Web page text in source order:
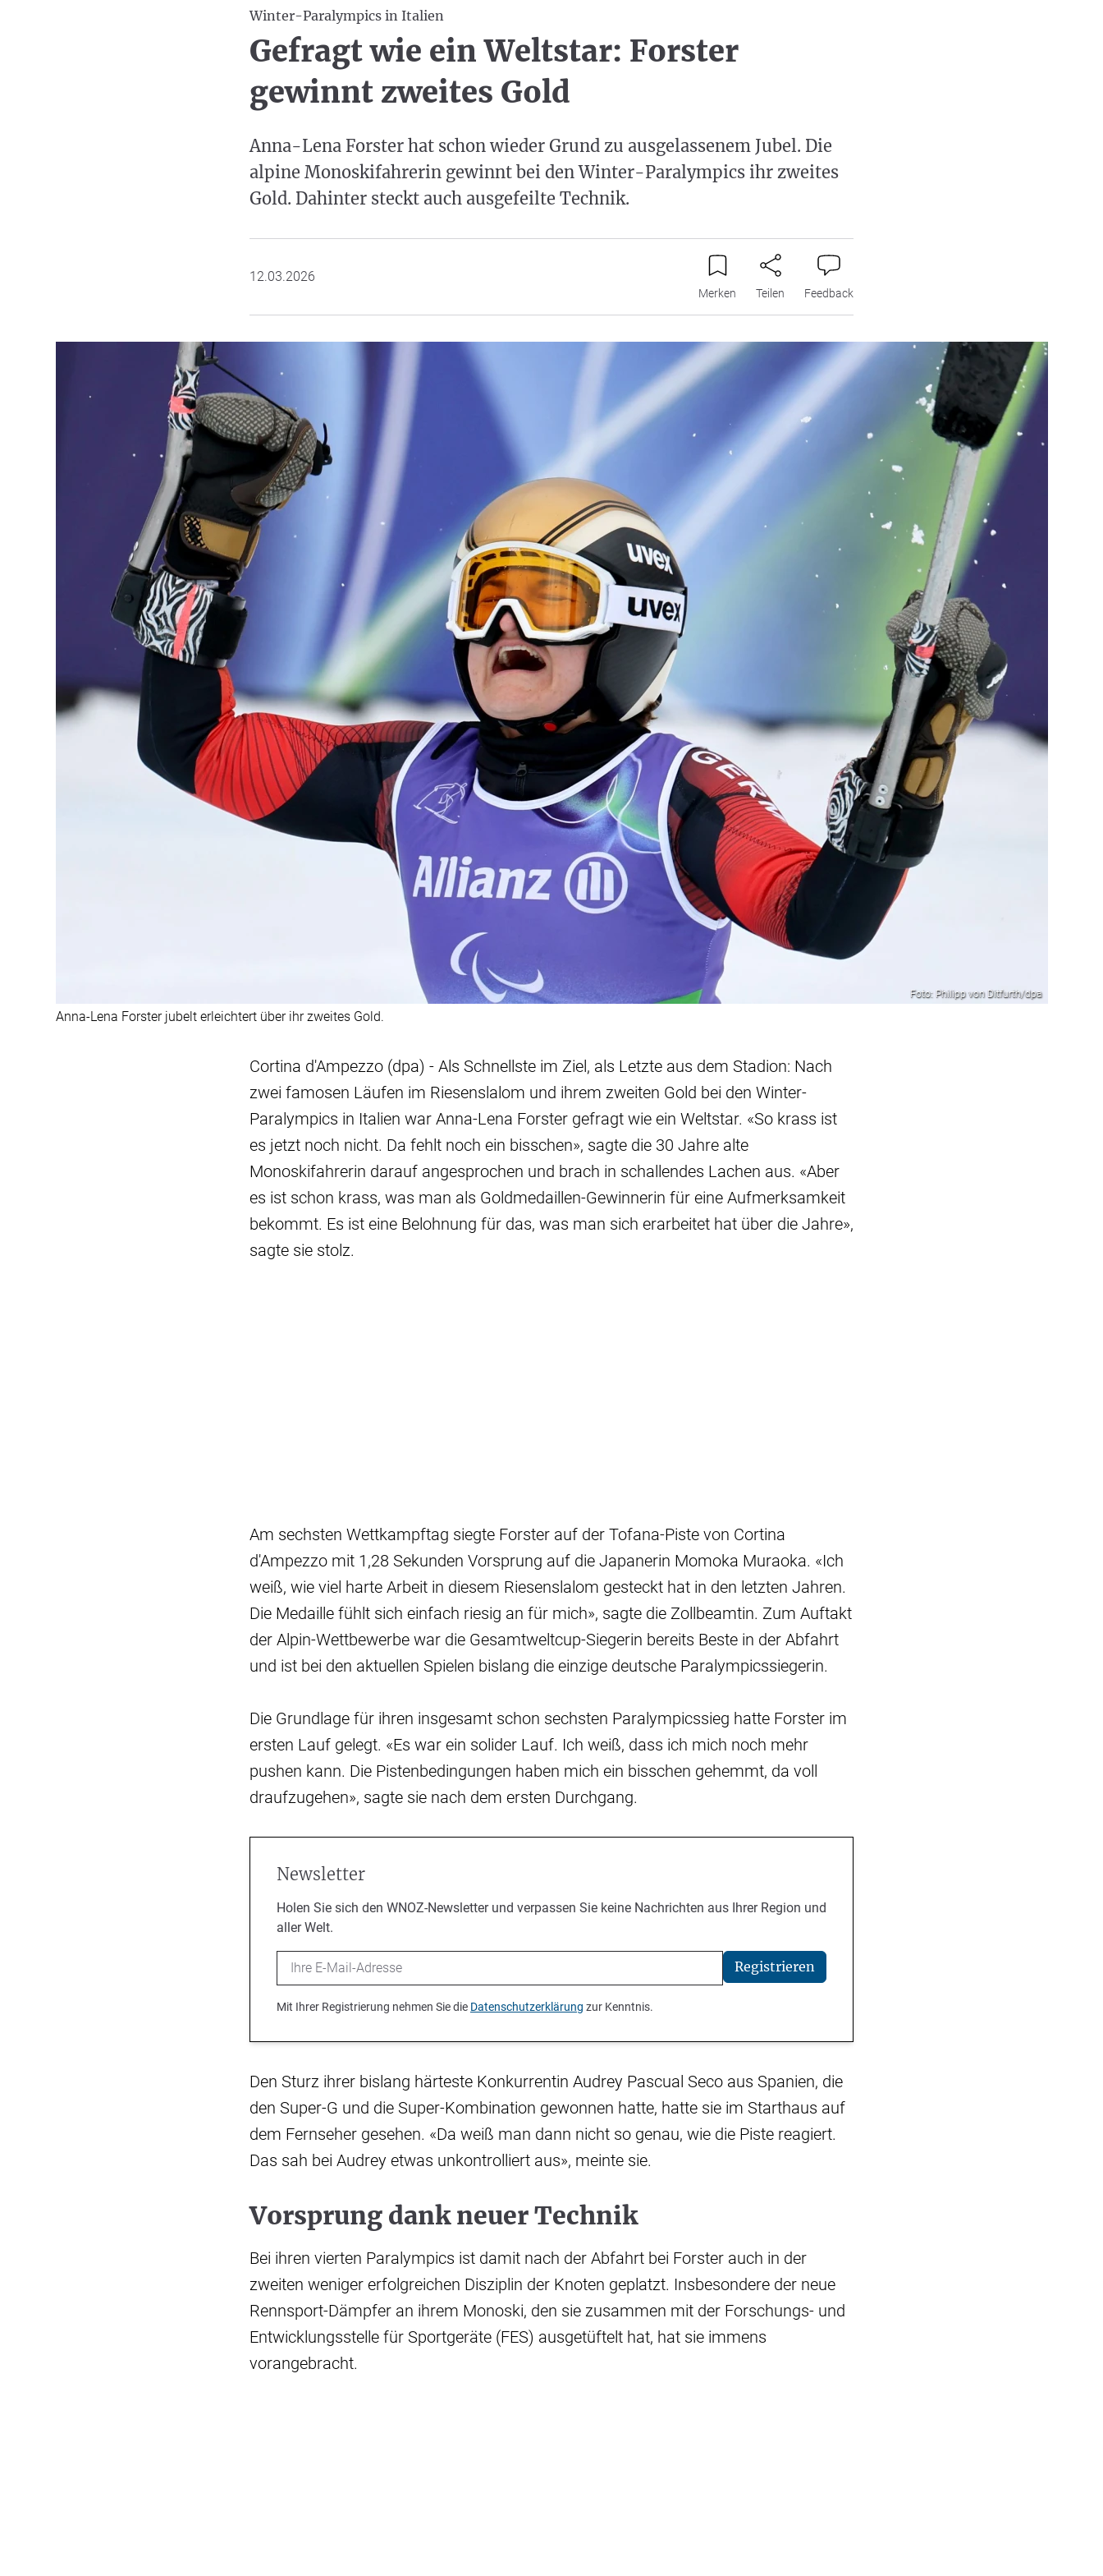
Winter-Paralympics in Italien
Gefragt wie ein Weltstar: Forster
gewinnt zweites Gold
Anna-Lena Forster hat schon wieder Grund zu ausgelassenem Jubel. Die
alpine Monoskifahrerin gewinnt bei den Winter-Paralympics ihr zweites
Gold. Dahinter steckt auch ausgefeilte Technik.
12.03.2026
Merken Teilen Feedback
Foto: Philipp von Ditfurth/dpa
Anna-Lena Forster jubelt erleichtert über ihr zweites Gold.
Cortina d'Ampezzo (dpa) - Als Schnellste im Ziel, als Letzte aus dem Stadion: Nach
zwei famosen Läufen im Riesenslalom und ihrem zweiten Gold bei den Winter-
Paralympics in Italien war Anna-Lena Forster gefragt wie ein Weltstar. «So krass ist
es jetzt noch nicht. Da fehlt noch ein bisschen», sagte die 30 Jahre alte
Monoskifahrerin darauf angesprochen und brach in schallendes Lachen aus. «Aber
es ist schon krass, was man als Goldmedaillen-Gewinnerin für eine Aufmerksamkeit
bekommt. Es ist eine Belohnung für das, was man sich erarbeitet hat über die Jahre»,
sagte sie stolz.
Am sechsten Wettkampftag siegte Forster auf der Tofana-Piste von Cortina
d'Ampezzo mit 1,28 Sekunden Vorsprung auf die Japanerin Momoka Muraoka. «Ich
weiß, wie viel harte Arbeit in diesem Riesenslalom gesteckt hat in den letzten Jahren.
Die Medaille fühlt sich einfach riesig an für mich», sagte die Zollbeamtin. Zum Auftakt
der Alpin-Wettbewerbe war die Gesamtweltcup-Siegerin bereits Beste in der Abfahrt
und ist bei den aktuellen Spielen bislang die einzige deutsche Paralympicssiegerin.
Die Grundlage für ihren insgesamt schon sechsten Paralympicssieg hatte Forster im
ersten Lauf gelegt. «Es war ein solider Lauf. Ich weiß, dass ich mich noch mehr
pushen kann. Die Pistenbedingungen haben mich ein bisschen gehemmt, da voll
draufzugehen», sagte sie nach dem ersten Durchgang.
Newsletter
Holen Sie sich den WNOZ-Newsletter und verpassen Sie keine Nachrichten aus Ihrer Region und
aller Welt.
Email Registrieren
Mit Ihrer Registrierung nehmen Sie die Datenschutzerklärung zur Kenntnis.
Den Sturz ihrer bislang härteste Konkurrentin Audrey Pascual Seco aus Spanien, die
den Super-G und die Super-Kombination gewonnen hatte, hatte sie im Starthaus auf
dem Fernseher gesehen. «Da weiß man dann nicht so genau, wie die Piste reagiert.
Das sah bei Audrey etwas unkontrolliert aus», meinte sie.
Vorsprung dank neuer Technik
Bei ihren vierten Paralympics ist damit nach der Abfahrt bei Forster auch in der
zweiten weniger erfolgreichen Disziplin der Knoten geplatzt. Insbesondere der neue
Rennsport-Dämpfer an ihrem Monoski, den sie zusammen mit der Forschungs- und
Entwicklungsstelle für Sportgeräte (FES) ausgetüftelt hat, hat sie immens
vorangebracht.